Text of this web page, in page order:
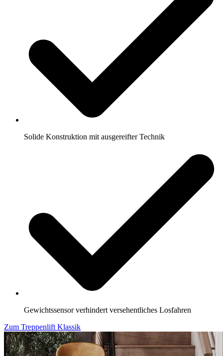
Solide Konstruktion mit ausgereifter Technik
Gewichtssensor verhindert versehentliches Losfahren
Zum Treppenlift Klassik